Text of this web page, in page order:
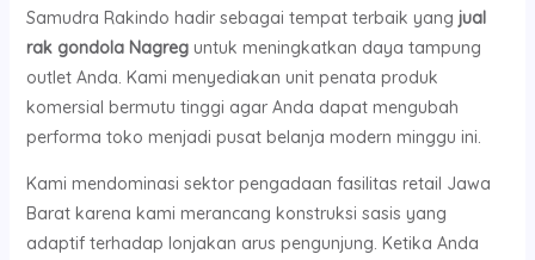
Samudra Rakindo hadir sebagai tempat terbaik yang jual
rak gondola Nagreguntuk meningkatkan daya tampung
outlet Anda. Kami menyediakan unit penata produk
komersial bermutu tinggi agar Anda dapat mengubah
performa toko menjadi pusat belanja modern minggu ini.
Kami mendominasi sektor pengadaan fasilitas retail Jawa
Barat karena kami merancang konstruksi sasis yang
adaptif terhadap lonjakan arus pengunjung. Ketika Anda